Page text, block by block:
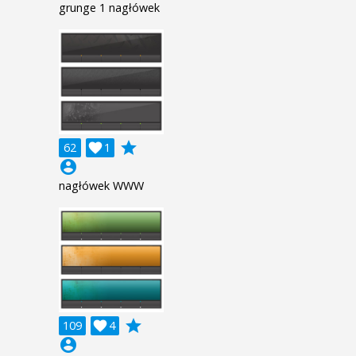
grunge 1 nagłówek
62 1

grade
account_circle
nagłówek WWW
109 4

grade
account_circle